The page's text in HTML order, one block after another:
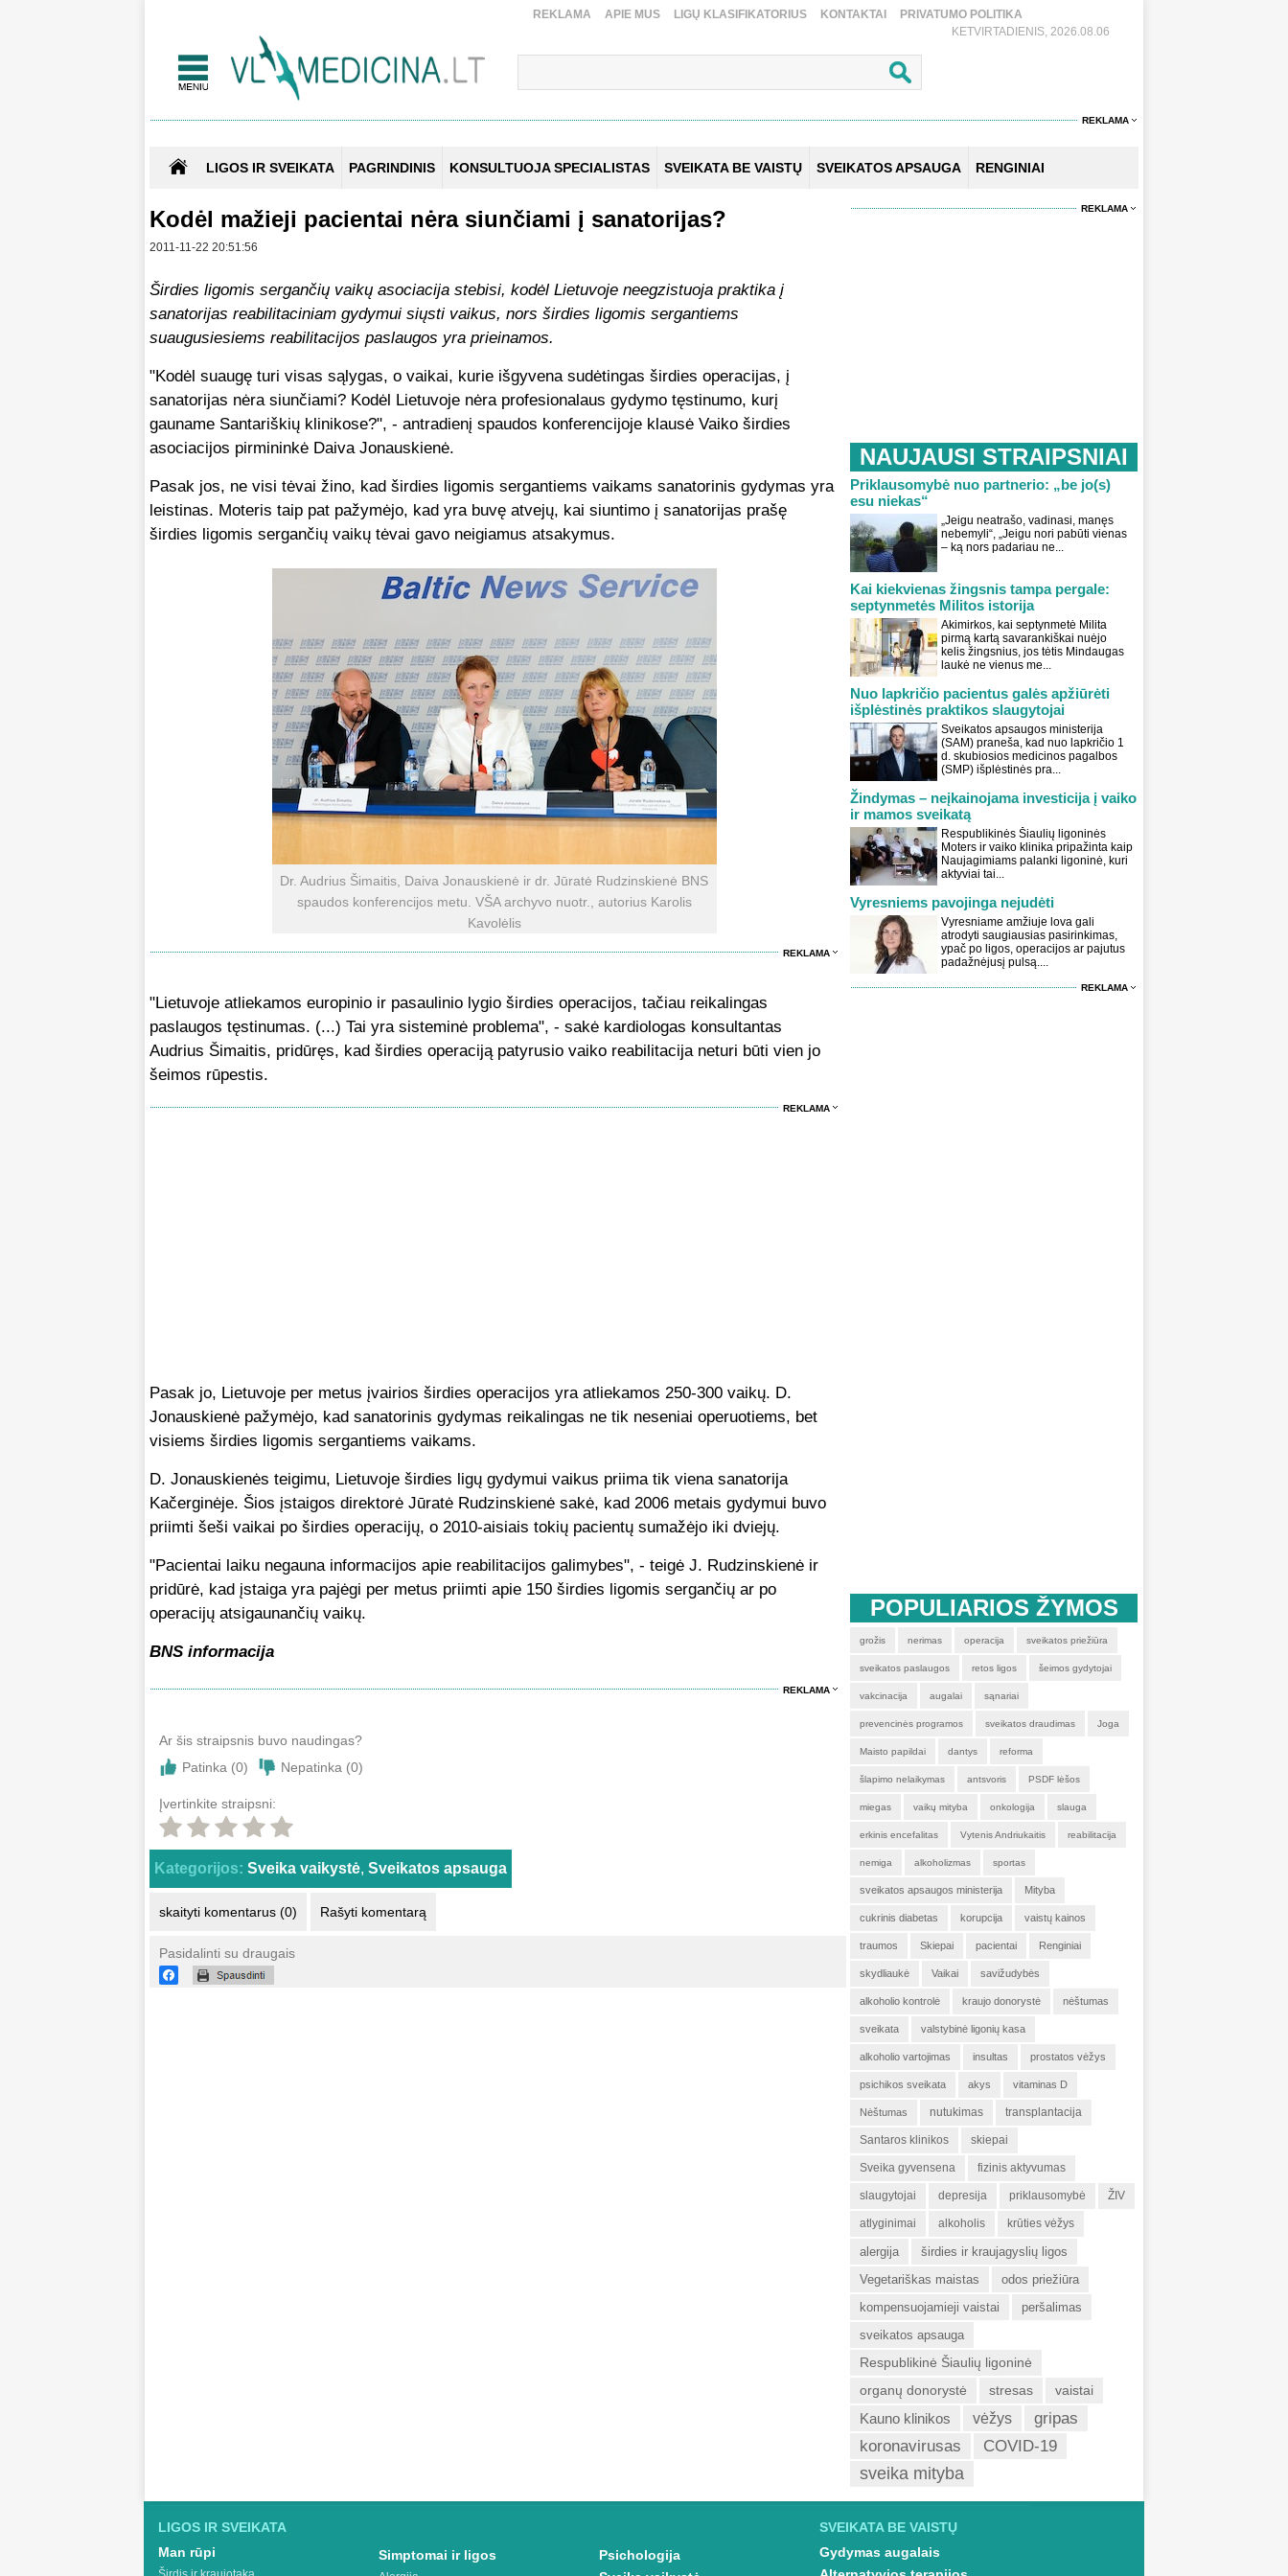
REKLAMA APIE MUS LIGŲ KLASIFIKATORIUS KONTAKTAI
PRIVATUMO POLITIKA
KETVIRTADIENIS, 2026.08.06
REKLAMA
LIGOS IR SVEIKATA PAGRINDINIS KONSULTUOJA SPECIALISTAS SVEIKATA BE VAISTŲ SVEIKATOS APSAUGA RENGINIAI
Kodėl mažieji pacientai nėra siunčiami į sanatorijas?
2011-11-22 20:51:56
Širdies ligomis sergančių vaikų asociacija stebisi, kodėl Lietuvoje neegzistuoja praktika į
sanatorijas reabilitaciniam gydymui siųsti vaikus, nors širdies ligomis sergantiems
suaugusiesiems reabilitacijos paslaugos yra prieinamos.
"Kodėl suaugę turi visas sąlygas, o vaikai, kurie išgyvena sudėtingas širdies operacijas, į
sanatorijas nėra siunčiami? Kodėl Lietuvoje nėra profesionalaus gydymo tęstinumo, kurį
gauname Santariškių klinikose?", - antradienį spaudos konferencijoje klausė Vaiko širdies
asociacijos pirmininkė Daiva Jonauskienė.
Pasak jos, ne visi tėvai žino, kad širdies ligomis sergantiems vaikams sanatorinis gydymas yra
leistinas. Moteris taip pat pažymėjo, kad yra buvę atvejų, kai siuntimo į sanatorijas prašę
širdies ligomis sergančių vaikų tėvai gavo neigiamus atsakymus.
Dr. Audrius Šimaitis, Daiva Jonauskienė ir dr. Jūratė Rudzinskienė BNS
spaudos konferencijos metu. VŠA archyvo nuotr., autorius Karolis
Kavolėlis
REKLAMA
"Lietuvoje atliekamos europinio ir pasaulinio lygio širdies operacijos, tačiau reikalingas
paslaugos tęstinumas. (...) Tai yra sisteminė problema", - sakė kardiologas konsultantas
Audrius Šimaitis, pridūręs, kad širdies operaciją patyrusio vaiko reabilitacija neturi būti vien jo
šeimos rūpestis.
REKLAMA
Pasak jo, Lietuvoje per metus įvairios širdies operacijos yra atliekamos 250-300 vaikų. D.
Jonauskienė pažymėjo, kad sanatorinis gydymas reikalingas ne tik neseniai operuotiems, bet
visiems širdies ligomis sergantiems vaikams.
D. Jonauskienės teigimu, Lietuvoje širdies ligų gydymui vaikus priima tik viena sanatorija
Kačerginėje. Šios įstaigos direktorė Jūratė Rudzinskienė sakė, kad 2006 metais gydymui buvo
priimti šeši vaikai po širdies operacijų, o 2010-aisiais tokių pacientų sumažėjo iki dviejų.
"Pacientai laiku negauna informacijos apie reabilitacijos galimybes", - teigė J. Rudzinskienė ir
pridūrė, kad įstaiga yra pajėgi per metus priimti apie 150 širdies ligomis sergančių ar po
operacijų atsigaunančių vaikų.
BNS informacija
REKLAMA
Ar šis straipsnis buvo naudingas?
Patinka (0) Nepatinka (0)
Įvertinkite straipsni:
Kategorijos: Sveika vaikystė, Sveikatos apsauga
skaityti komentarus (0) Rašyti komentarą
Pasidalinti su draugais
REKLAMA
NAUJAUSI STRAIPSNIAI
Priklausomybė nuo partnerio: „be jo(s)
esu niekas“
„Jeigu neatrašo, vadinasi, manęs
nebemyli“, „Jeigu nori pabūti vienas
– ką nors padariau ne...
Kai kiekvienas žingsnis tampa pergale:
septynmetės Militos istorija
Akimirkos, kai septynmetė Milita
pirmą kartą savarankiškai nuėjo
kelis žingsnius, jos tėtis Mindaugas
laukė ne vienus me...
Nuo lapkričio pacientus galės apžiūrėti
išplėstinės praktikos slaugytojai
Sveikatos apsaugos ministerija
(SAM) praneša, kad nuo lapkričio 1
d. skubiosios medicinos pagalbos
(SMP) išplėstinės pra...
Žindymas – neįkainojama investicija į vaiko
ir mamos sveikatą
Respublikinės Šiaulių ligoninės
Moters ir vaiko klinika pripažinta kaip
Naujagimiams palanki ligoninė, kuri
aktyviai tai...
Vyresniems pavojinga nejudėti
Vyresniame amžiuje lova gali
atrodyti saugiausias pasirinkimas,
ypač po ligos, operacijos ar pajutus
padažnėjusį pulsą....
REKLAMA
POPULIARIOS ŽYMOS
grožis nerimas operacija sveikatos priežiūra
sveikatos paslaugos retos ligos šeimos gydytojai
vakcinacija augalai sąnariai
prevencinės programos sveikatos draudimas Joga
Maisto papildai dantys reforma
šlapimo nelaikymas antsvoris PSDF lėšos
miegas vaikų mityba onkologija slauga
erkinis encefalitas Vytenis Andriukaitis reabilitacija
nemiga alkoholizmas sportas
sveikatos apsaugos ministerija Mityba
cukrinis diabetas korupcija vaistų kainos
traumos Skiepai pacientai Renginiai
skydliaukė Vaikai savižudybės
alkoholio kontrolė kraujo donorystė nėštumas
sveikata valstybinė ligonių kasa
alkoholio vartojimas insultas prostatos vėžys
psichikos sveikata akys vitaminas D
Nėštumas nutukimas transplantacija
Santaros klinikos skiepai
Sveika gyvensena fizinis aktyvumas
slaugytojai depresija priklausomybė ŽIV
atlyginimai alkoholis krūties vėžys
alergija
širdies ir kraujagyslių ligos
Vegetariškas maistas
odos priežiūra
kompensuojamieji vaistai
peršalimas
sveikatos apsauga
Respublikinė Šiaulių ligoninė
organų donorystė
stresas vaistai
Kauno klinikos vėžys
gripas
koronavirusas
COVID-19
sveika mityba
LIGOS IR SVEIKATA
Man rūpi
Simptomai ir ligos
Psichologija
SVEIKATA BE VAISTŲ
Gydymas augalais